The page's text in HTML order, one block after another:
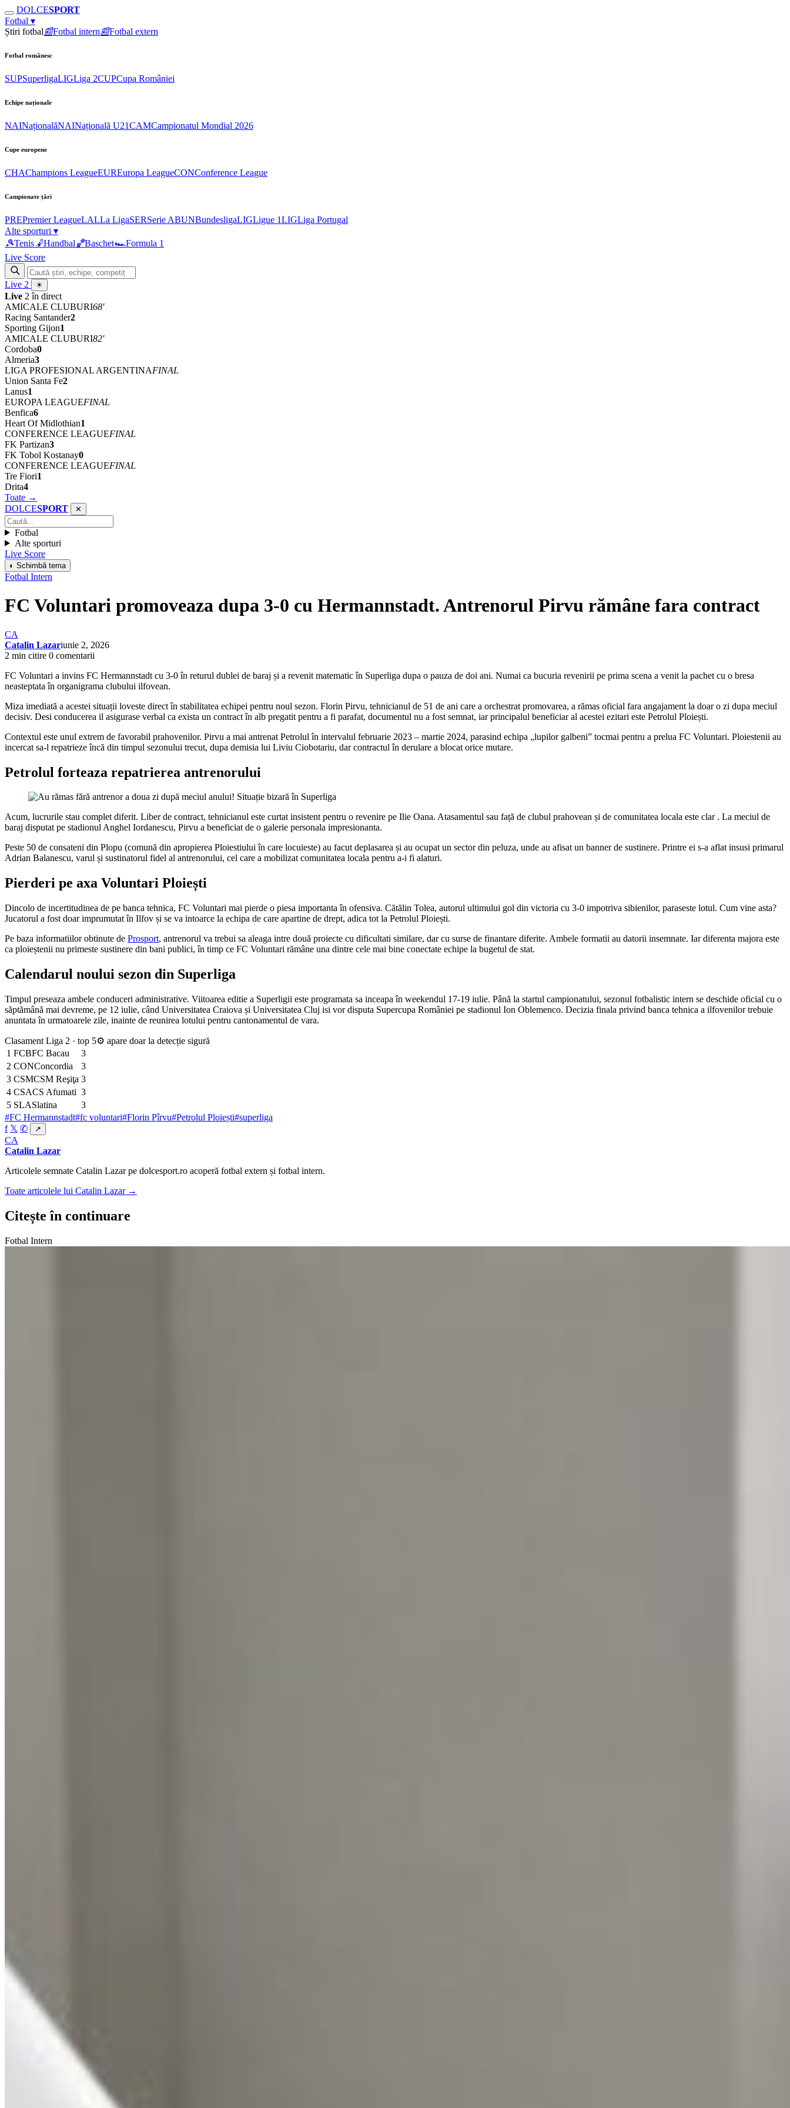
DOLCESPORT
Fotbal ▾
Știri fotbal📰Fotbal intern📰Fotbal extern
Fotbal românesc
SUPSuperligaLIGLiga 2CUPCupa României
Echipe naționale
NAINaționalăNAINațională U21CAMCampionatul Mondial 2026
Cupe europene
CHAChampions LeagueEUREuropa LeagueCONConference League
Campionate țări
PREPremier LeagueLALLa LigaSERSerie ABUNBundesligaLIGLigue 1LIGLiga Portugal
Alte sporturi ▾
🎾Tenis 🤾Handbal🏀Baschet🏎Formula 1
Live Score
Live 2 ☀
Live 2 în direct
AMICALE CLUBURI68'
Racing Santander2
Sporting Gijon1
AMICALE CLUBURI82'
Cordoba0
Almeria3
LIGA PROFESIONAL ARGENTINAFINAL
Union Santa Fe2
Lanus1
EUROPA LEAGUEFINAL
Benfica6
Heart Of Midlothian1
CONFERENCE LEAGUEFINAL
FK Partizan3
FK Tobol Kostanay0
CONFERENCE LEAGUEFINAL
Tre Fiori1
Drita4
Toate →
DOLCESPORT ✕
Fotbal
Alte sporturi
Live Score
◐ Schimbă tema
Fotbal Intern
FC Voluntari promoveaza dupa 3-0 cu Hermannstadt. Antrenorul Pirvu rămâne fara contract
CA
Catalin Lazariunie 2, 2026
2 min citire 0 comentarii
FC Voluntari a invins FC Hermannstadt cu 3-0 în returul dublei de baraj și a revenit matematic în Superliga dupa o pauza de doi ani. Numai ca bucuria revenirii pe prima scena a venit la pachet cu o bresa
neasteptata în organigrama clubului ilfovean.
Miza imediată a acestei situații loveste direct în stabilitatea echipei pentru noul sezon. Florin Pirvu, tehnicianul de 51 de ani care a orchestrat promovarea, a rămas oficial fara angajament la doar o zi dupa meciul
decisiv. Desi conducerea il asigurase verbal ca exista un contract în alb pregatit pentru a fi parafat, documentul nu a fost semnat, iar principalul beneficiar al acestei ezitari este Petrolul Ploiești.
Contextul este unul extrem de favorabil prahovenilor. Pirvu a mai antrenat Petrolul în intervalul februarie 2023 – martie 2024, parasind echipa „lupilor galbeni” tocmai pentru a prelua FC Voluntari. Ploiestenii au
incercat sa-l repatrieze încă din timpul sezonului trecut, dupa demisia lui Liviu Ciobotariu, dar contractul în derulare a blocat orice mutare.
Petrolul forteaza repatrierea antrenorului
Acum, lucrurile stau complet diferit. Liber de contract, tehnicianul este curtat insistent pentru o revenire pe Ilie Oana. Atasamentul sau față de clubul prahovean și de comunitatea locala este clar . La meciul de
baraj disputat pe stadionul Anghel Iordanescu, Pirvu a beneficiat de o galerie personala impresionanta.
Peste 50 de consateni din Plopu (comună din apropierea Ploiestiului în care locuieste) au facut deplasarea și au ocupat un sector din peluza, unde au afisat un banner de sustinere. Printre ei s-a aflat insusi primarul
Adrian Balanescu, varul și sustinatorul fidel al antrenorului, cel care a mobilizat comunitatea locala pentru a-i fi alaturi.
Pierderi pe axa Voluntari Ploiești
Dincolo de incertitudinea de pe banca tehnica, FC Voluntari mai pierde o piesa importanta în ofensiva. Cătălin Tolea, autorul ultimului gol din victoria cu 3-0 impotriva sibienilor, paraseste lotul. Cum vine asta?
Jucatorul a fost doar imprumutat în Ilfov și se va intoarce la echipa de care apartine de drept, adica tot la Petrolul Ploiești.
Pe baza informatiilor obtinute de Prosport, antrenorul va trebui sa aleaga intre două proiecte cu dificultati similare, dar cu surse de finantare diferite. Ambele formatii au datorii insemnate. Iar diferenta majora este
ca ploieștenii nu primeste sustinere din bani publici, în timp ce FC Voluntari rămâne una dintre cele mai bine conectate echipe la bugetul de stat.
Calendarul noului sezon din Superliga
Timpul preseaza ambele conduceri administrative. Viitoarea editie a Superligii este programata sa inceapa în weekendul 17-19 iulie. Până la startul campionatului, sezonul fotbalistic intern se deschide oficial cu o
săptămână mai devreme, pe 12 iulie, când Universitatea Craiova și Universitatea Cluj isi vor disputa Supercupa României pe stadionul Ion Oblemenco. Decizia finala privind banca tehnica a ilfovenilor trebuie
anuntata în urmatoarele zile, inainte de reunirea lotului pentru cantonamentul de vara.
Clasament Liga 2 · top 5⚙ apare doar la detecție sigură
1 FCBFC Bacau
3
2 CONConcordia
3
3 CSMCSM Reşiţa 3
4 CSACS Afumati 3
5 SLASlatina
3
#FC Hermannstadt#fc voluntari#Florin Pîrvu#Petrolul Ploiești#superliga
f 𝕏 ✆ ↗
CA
Catalin Lazar
Articolele semnate Catalin Lazar pe dolcesport.ro acoperă fotbal extern și fotbal intern.
Toate articolele lui Catalin Lazar →
Citește în continuare
Fotbal Intern
Fotbal Intern
Gică Popescu. „Fără bugete mari, performanța europeană nu mai poate fi susținută”
august 4, 2026
0 comentarii
Lasă un comentariu